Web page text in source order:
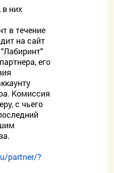
в них
в течение
на сайт
его
Комиссия
с чьего
partner/?